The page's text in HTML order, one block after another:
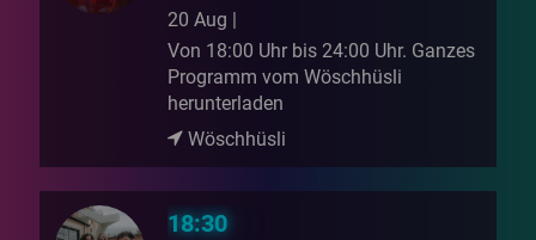
20 Aug |
Von 18:00 Uhr bis 24:00 Uhr. Ganzes
Programm vom Wöschhüsli
herunterladen
Wöschhüsli
18:30